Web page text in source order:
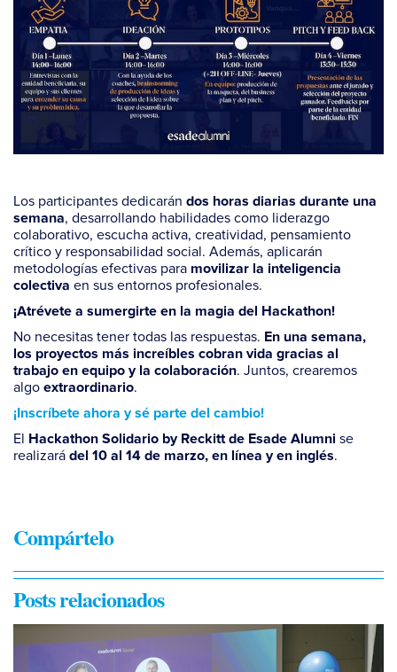
Los participantes dedicarán dos horas diarias durante una
semana, desarrollando habilidades como liderazgo
colaborativo, escucha activa, creatividad, pensamiento
crítico y responsabilidad social. Además, aplicarán
metodologías efectivas para movilizar la inteligencia
colectiva en sus entornos profesionales.
¡Atrévete a sumergirte en la magia del Hackathon!
No necesitas tener todas las respuestas. En una semana,
los proyectos más increíbles cobran vida gracias al
trabajo en equipo y la colaboración. Juntos, crearemos
algo extraordinario.
¡Inscríbete ahora y sé parte del cambio!
El Hackathon Solidario by Reckitt de Esade Alumni se
realizará del 10 al 14 de marzo, en línea y en inglés.
Compártelo
Posts relacionados